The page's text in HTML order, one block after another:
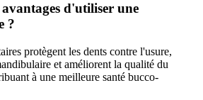
d'utiliser une
?
protègent les dents contre l'usure,
et améliorent la qualité du
à une meilleure santé bucco-